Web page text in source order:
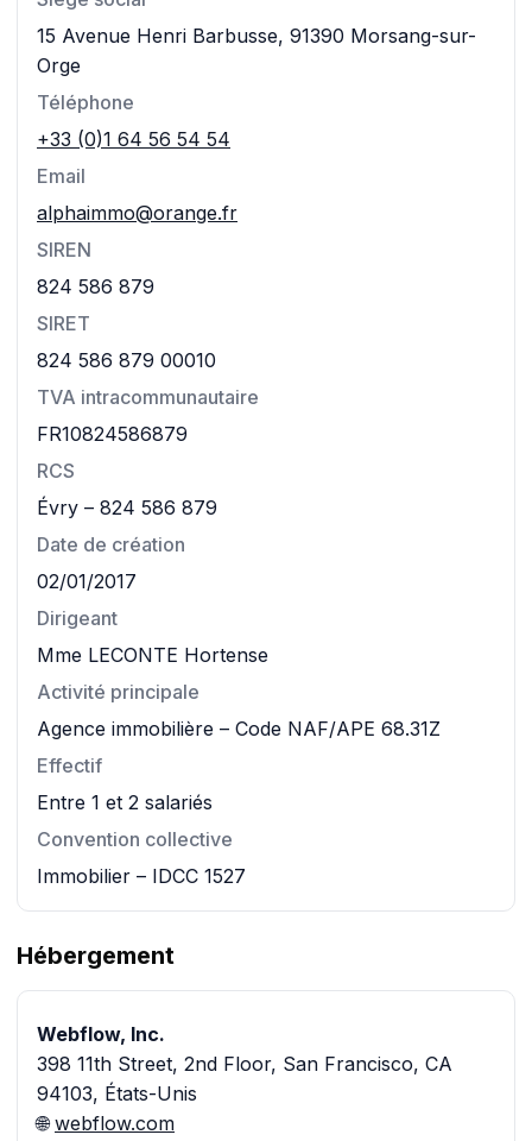
15 Avenue Henri Barbusse, 91390 Morsang-sur-
Orge
Téléphone
+33 (0)1 64 56 54 54
Email
alphaimmo@orange.fr
SIREN
824 586 879
SIRET
824 586 879 00010
TVA intracommunautaire
FR10824586879
RCS
Évry – 824 586 879
Date de création
02/01/2017
Dirigeant
Mme LECONTE Hortense
Activité principale
Agence immobilière – Code NAF/APE 68.31Z
Effectif
Entre 1 et 2 salariés
Convention collective
Immobilier – IDCC 1527
Hébergement
Webflow, Inc.
398 11th Street, 2nd Floor, San Francisco, CA
94103, États-Unis
🌐webflow.com